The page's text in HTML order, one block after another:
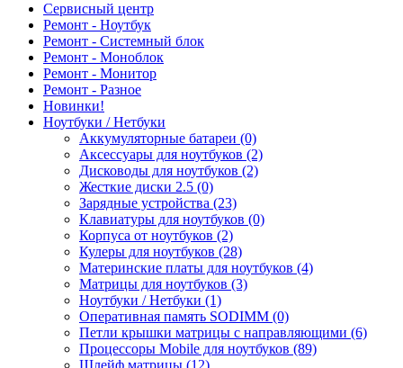
Сервисный центр
Ремонт - Ноутбук
Ремонт - Системный блок
Ремонт - Моноблок
Ремонт - Монитор
Ремонт - Разное
Новинки!
Ноутбуки / Нетбуки
Аккумуляторные батареи (0)
Аксессуары для ноутбуков (2)
Дисководы для ноутбуков (2)
Жесткие диски 2.5 (0)
Зарядные устройства (23)
Клавиатуры для ноутбуков (0)
Корпуса от ноутбуков (2)
Кулеры для ноутбуков (28)
Материнские платы для ноутбуков (4)
Матрицы для ноутбуков (3)
Ноутбуки / Нетбуки (1)
Оперативная память SODIMM (0)
Петли крышки матрицы с направляющими (6)
Процессоры Mobile для ноутбуков (89)
Шлейф матрицы (12)